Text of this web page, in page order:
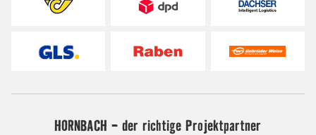
HORNBACH - der richtige Projektpartner